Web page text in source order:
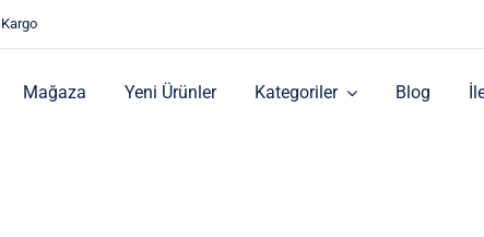
Mağaza Yeni Ürünler Kategoriler Blog